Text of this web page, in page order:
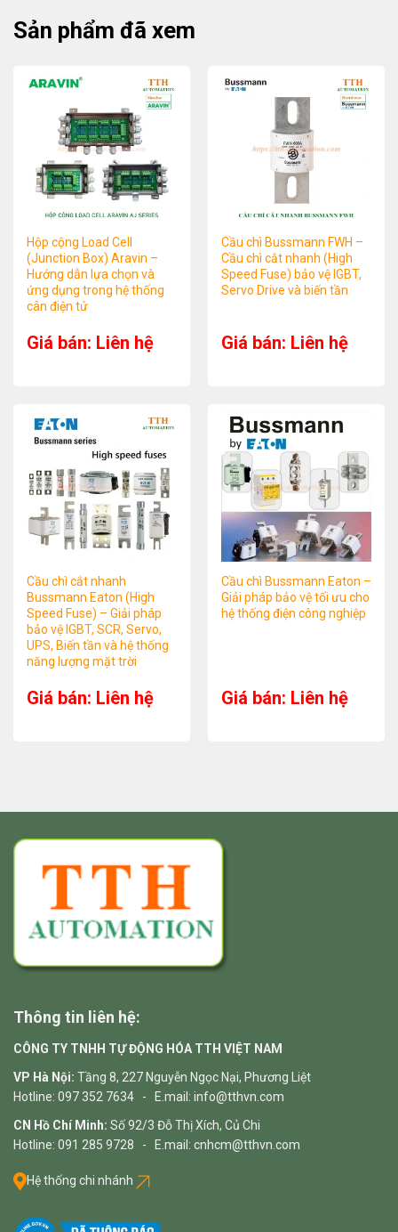
Sản phẩm đã xem
Hộp cộng Load Cell
(Junction Box) Aravin –
Hướng dẫn lựa chọn và
ứng dụng trong hệ thống
cân điện tử
Giá bán: Liên hệ
Cầu chì Bussmann FWH –
Cầu chì cắt nhanh (High
Speed Fuse) bảo vệ IGBT,
Servo Drive và biến tần
Giá bán: Liên hệ
Cầu chì cắt nhanh
Bussmann Eaton (High
Speed Fuse) – Giải pháp
bảo vệ IGBT, SCR, Servo,
UPS, Biến tần và hệ thống
năng lượng mặt trời
Giá bán: Liên hệ
Cầu chì Bussmann Eaton –
Giải pháp bảo vệ tối ưu cho
hệ thống điện công nghiệp
Giá bán: Liên hệ
Thông tin liên hệ:
CÔNG TY TNHH TỰ ĐỘNG HÓA TTH VIỆT NAM
VP Hà Nội: Tầng 8, 227 Nguyễn Ngọc Nại, Phương Liệt
Hotline: 097 352 7634 - E.mail: info@tthvn.com
CN Hồ Chí Minh: Số 92/3 Đỗ Thị Xích, Củ Chi
Hotline: 091 285 9728 - E.mail: cnhcm@tthvn.com
Hệ thống chi nhánh